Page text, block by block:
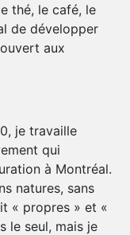
thé, le café, le
de développer
aux
je travaille
qui
à Montréal.
natures, sans
« propres » et «
le seul, mais je